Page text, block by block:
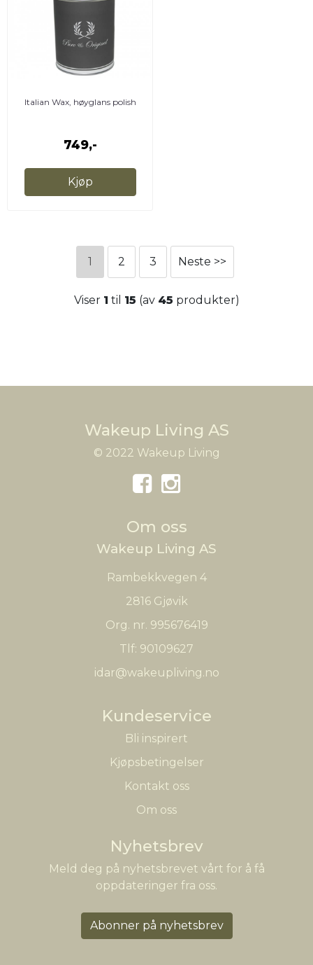
Italian Wax, høyglans polish
749,-
Kjøp
1 2 3 Neste >>
Viser 1 til 15 (av 45 produkter)
Wakeup Living AS
© 2022 Wakeup Living
Om oss
Wakeup Living AS
Rambekkvegen 4
2816 Gjøvik
Org. nr. 995676419
Tlf: 90109627
idar@wakeupliving.no
Kundeservice
Bli inspirert
Kjøpsbetingelser
Kontakt oss
Om oss
Nyhetsbrev
Meld deg på nyhetsbrevet vårt for å få
oppdateringer fra oss.
Abonner på nyhetsbrev